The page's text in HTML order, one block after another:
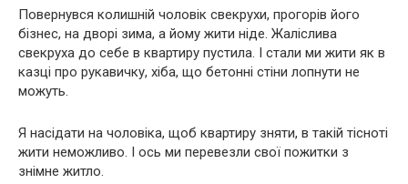
Повернувся колишній чоловік свекрухи, прогорів його
бізнес, на дворі зима, а йому жити ніде. Жаліслива
свекруха до себе в квартиру пустила. І стали ми жити як в
казці про рукавичку, хіба, що бетонні стіни лопнути не
можуть.
Я насідати на чоловіка, щоб квартиру зняти, в такій тісноті
жити неможливо. І ось ми перевезли свої пожитки з
знімне житло.